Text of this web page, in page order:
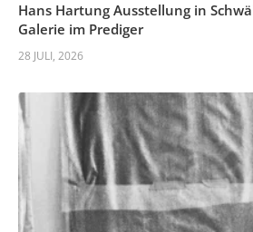
Hans Hartung Ausstellung in
Galerie im Prediger
28 JULI, 2026